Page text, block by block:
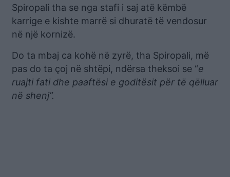
Spiropali tha se nga stafi i saj atë këmbë
karrige e kishte marrë si dhuratë të vendosur
në një kornizë.
Do ta mbaj ca kohë në zyrë, tha Spiropali, më
pas do ta çoj në shtëpi, ndërsa theksoi se “e
ruajti fati dhe paaftësi e goditësit për të qëlluar
në shenj”.